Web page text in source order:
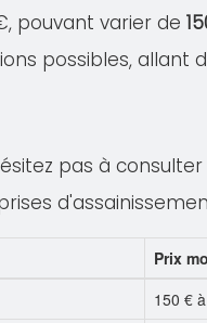
pouvant varier de
possibles, allant
pas à
Prix
150 €